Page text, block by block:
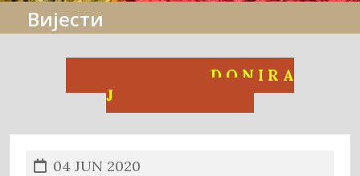
Вијести
D O N I R A
J
04 JUN 2020